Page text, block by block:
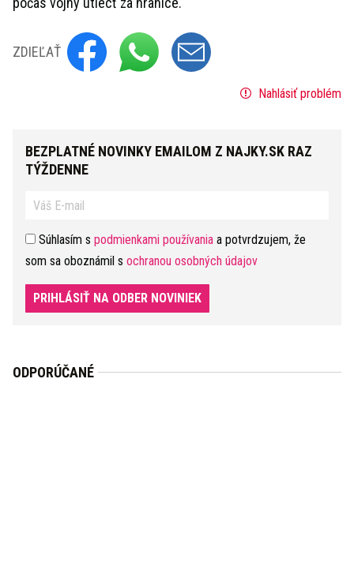
ZDIEĽAŤ
Nahlásiť problém
BEZPLATNÉ NOVINKY EMAILOM Z NAJKY.SK RAZ
TÝŽDENNE
Súhlasím s podmienkami používania a potvrdzujem, že
som sa oboznámil s ochranou osobných údajov
PRIHLÁSIŤ NA ODBER NOVINIEK
ODPORÚČANÉ